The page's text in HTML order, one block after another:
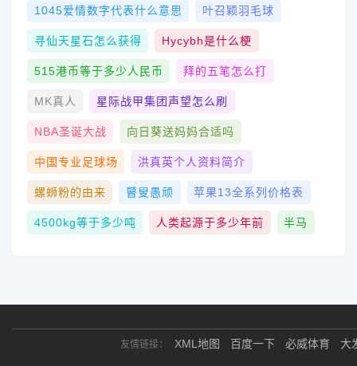
1045爱情数字代表什么意思 叶召颖羽毛球
寻仙天星石怎么获得 Hycybh是什么梗
515港币等于多少人民币 拜的五笔怎么打
MK真人 星际战甲集团声望怎么刷
NBA圣诞大战 向日葵送妈妈合适吗
中国专业足球场 洪真英个人资料简介
螺蛳粉的由来 瞽叟愚顽 苹果13全系列价格表
4500kg等于多少吨 人类起源于多少年前 半马
友情链接： XML地图 百度一下 必威体育 大